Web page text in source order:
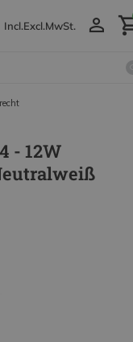
Incl.Excl.MwSt.
- 12W